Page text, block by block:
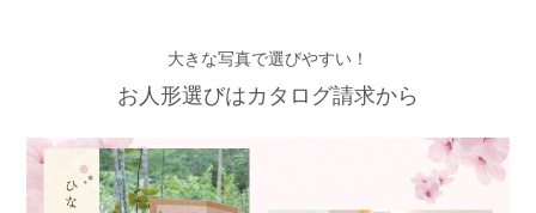
大きな写真で選びやすい！
お人形選びはカタログ請求から